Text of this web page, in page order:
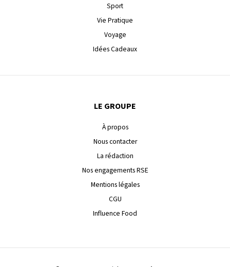
Sport
Vie Pratique
Voyage
Idées Cadeaux
LE GROUPE
À propos
Nous contacter
La rédaction
Nos engagements RSE
Mentions légales
CGU
Influence Food